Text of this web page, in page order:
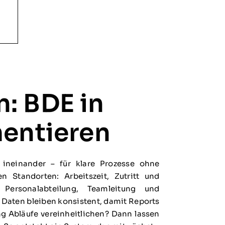
BDE in
– für klare Prozesse ohne
Standorten: Arbeitszeit, Zutritt und
Teamleitung und
bleiben konsistent, damit Reports
Abläufe vereinheitlichen? Dann lassen